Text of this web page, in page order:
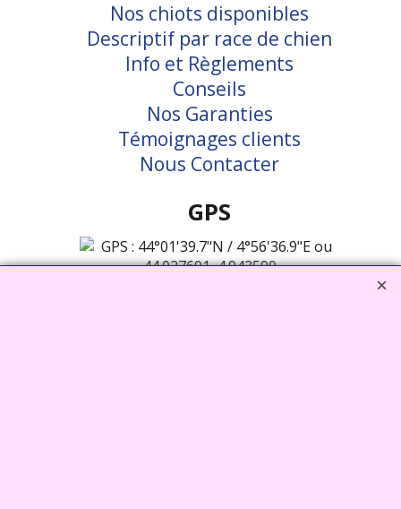
Nos chiots disponibles
Descriptif par race de chien
Info et Règlements
Conseils
Nos Garanties
Témoignages clients
Nous Contacter
GPS